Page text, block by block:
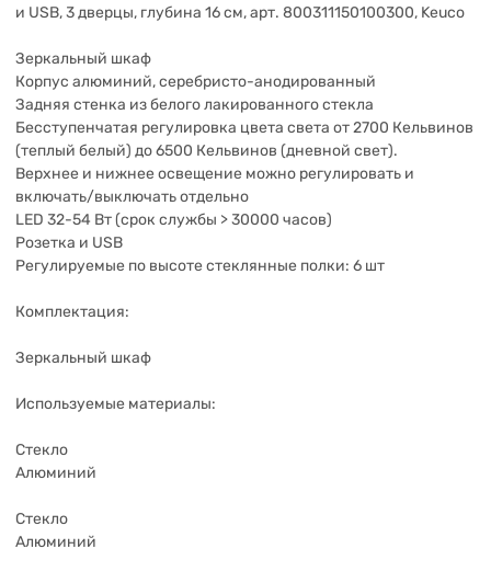
и USB, 3 дверцы, глубина 16 см, арт. 800311150100300, Keuco
Зеркальный шкаф
Корпус алюминий, серебристо-анодированный
Задняя стенка из белого лакированного стекла
Бесступенчатая регулировка цвета света от 2700 Кельвинов
(теплый белый) до 6500 Кельвинов (дневной свет).
Верхнее и нижнее освещение можно регулировать и
включать/выключать отдельно
LED 32-54 Вт (срок службы > 30000 часов)
Розетка и USB
Регулируемые по высоте стеклянные полки: 6 шт
Комплектация:
Зеркальный шкаф
Используемые материалы:
Стекло
Алюминий
Стекло
Алюминий